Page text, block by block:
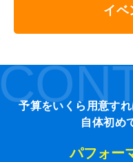
イベ
予算をいくら用意す
自体初め
パフォー